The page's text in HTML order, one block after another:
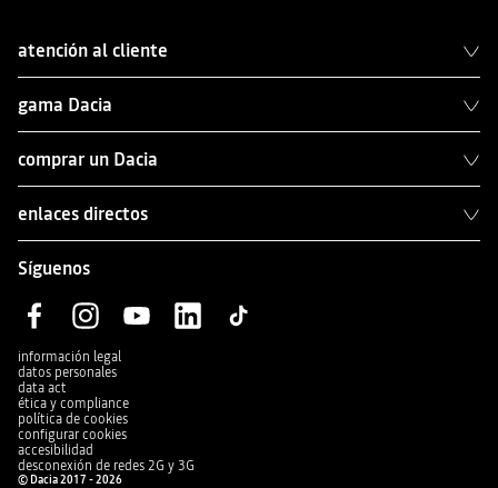
atención al cliente
gama Dacia
comprar un Dacia
enlaces directos
Síguenos
información legal
datos personales
data act
ética y compliance
política de cookies
configurar cookies
accesibilidad
desconexión de redes 2G y 3G
© Dacia 2017 - 2026